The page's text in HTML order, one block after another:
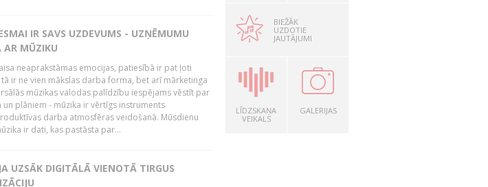
IR SAVS UZDEVUMS - UZŅĒMUMU
AR MŪZIKU
neaprakstāmas emocijas, patiesībā ir pat ļoti
ir ne vien mākslas darba forma, bet arī mārketinga
mūzikas valodas palīdzību iespējams vēstīt par
plāniem - mūzika ir vērtīgs instruments
darba atmosfēras veidošanā. Mūsdienu
ir dati, kas pastāsta par...
UZSĀK DIGITĀLĀ VIENOTĀ TIRGUS
BIEŽĀK
UZDOTIE
JAUTĀJUMI
LĪDZSKAŅA
VEIKALS
GALERIJAS